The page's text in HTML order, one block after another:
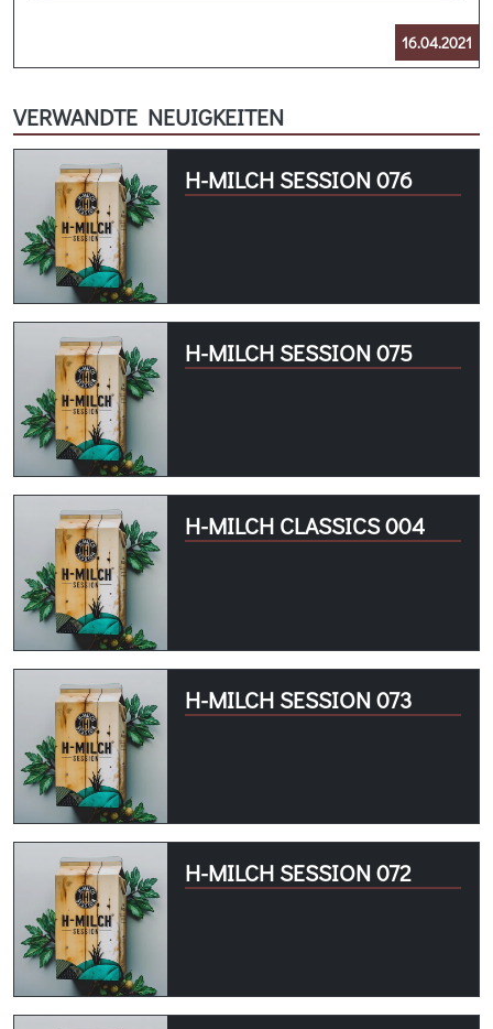
16.04.2021
VERWANDTE NEUIGKEITEN
H-MILCH SESSION 076
H-MILCH SESSION 075
H-MILCH CLASSICS 004
H-MILCH SESSION 073
H-MILCH SESSION 072